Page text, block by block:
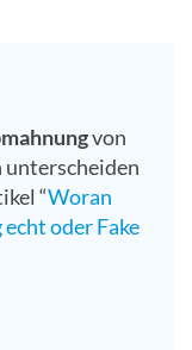
von
unterscheiden
“Woran
oder Fake